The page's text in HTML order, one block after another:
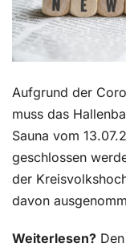
Aufgrund der
muss das
Sauna vom
geschlossen
der
davon
Weiterlesen?